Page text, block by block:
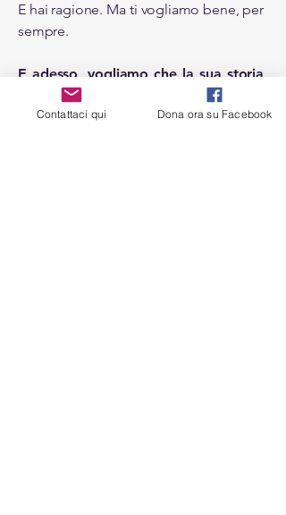
E hai ragione. Ma ti vogliamo bene, per
sempre.
E adesso, vogliamo che la sua storia
lasci qualcosa di concreto:
raccogliere fondi per la ricerca sulle
Contattaci qui Dona ora su Facebook